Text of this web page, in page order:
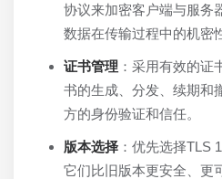
协议来加密客户端与服务
数据在传输过程中的机密
证书管理 ：采用有效的证
书的生成、分发、续期和
方的身份验证和信任。
版本选择 ：优先选择TLS
它们比旧版本更安全、更